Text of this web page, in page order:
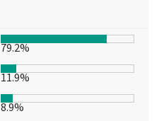
79.2%
11.9%
8.9%